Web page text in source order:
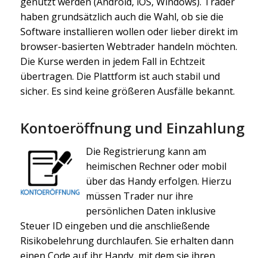
haben grundsätzlich auch die Wahl, ob sie die
Software installieren wollen oder lieber direkt im
browser-basierten Webtrader handeln möchten.
Die Kurse werden in jedem Fall in Echtzeit
übertragen. Die Plattform ist auch stabil und
sicher. Es sind keine größeren Ausfälle bekannt.
Kontoeröffnung und Einzahlung
Die Registrierung kann am
heimischen Rechner oder mobil
über das Handy erfolgen. Hierzu
müssen Trader nur ihre
persönlichen Daten inklusive
Steuer ID eingeben und die anschließende
Risikobelehrung durchlaufen. Sie erhalten dann